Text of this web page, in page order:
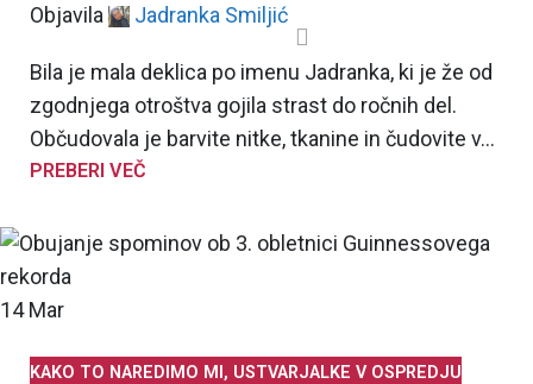
Objavila Jadranka Smiljić
Bila je mala deklica po imenu Jadranka, ki je že od
zgodnjega otroštva gojila strast do ročnih del.
Občudovala je barvite nitke, tkanine in čudovite v...
PREBERI VEČ
14Mar
KAKO TO NAREDIMO MI , USTVARJALKE V OSPREDJU